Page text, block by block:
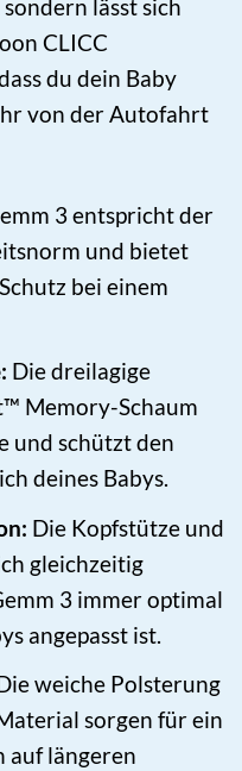
lässt sich
CLICC
du dein Baby
von der Autofahrt
3 entspricht der
und bietet
bei einem
Die dreilagige
Memory-Schaum
und schützt den
deines Babys.
Die Kopfstütze und
gleichzeitig
3 immer optimal
angepasst ist.
weiche Polsterung
sorgen für ein
auf längeren